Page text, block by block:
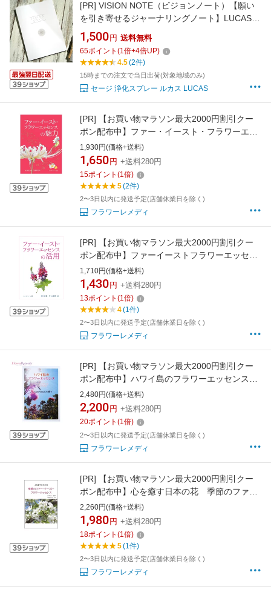
[PR] VISION NOTE（ビジョンノート）【願い
を引き寄せるジャーナリングノート】LUCAS
ルカス
1,500 円 送料無料
65ポイント (1倍+4倍UP)
4.5(2件)
15時までの注文で当日出荷(対象地域のみ)
セージ 浄化スプレー ルカス LUCAS
[PR]
【お買い物マラソン最大2000円割引クー
ポン配布中】ファー・イースト・フラワーエッ
センスの魅力《ファーイーストフラワーエッセ
ンス》【メール便対象】【国産フラワーエッセ
ンス/日本】
1,930円(価格+送料)
1,650 円 +送料280円
15ポイント (1倍)
5(2件)
2〜3日以内に発送予定(店舗休業日を除く)
フラワーレメディ
[PR]
【お買い物マラソン最大2000円割引クー
ポン配布中】ファーイーストフラワーエッセン
スの活用《ファーイーストフラワーエッセン
ス》【メール便対象】【国産フラワーエッセン
ス/日本】
1,710円(価格+送料)
1,430 円 +送料280円
13ポイント (1倍)
4(1件)
2〜3日以内に発送予定(店舗休業日を除く)
フラワーレメディ
[PR]
【お買い物マラソン最大2000円割引クー
ポン配布中】ハワイ島のフラワーエッセンス
（花の力があなたを癒す）《ハワイアンレイン
フォレストナチュラルズ》 [フラワーエッセン
ス/ハワイ/ポノ/ホオポノポノ]
2,480円(価格+送料)
2,200 円 +送料280円
20ポイント (1倍)
2〜3日以内に発送予定(店舗休業日を除く)
フラワーレメディ
[PR]
【お買い物マラソン最大2000円割引クー
ポン配布中】心を癒す日本の花 季節のファ
ー・イースト・フラワーエッセンス《ファーイ
ーストフラワーエッセンス》【メール便対象】
【国産フラワーエッセンス/日本】
2,260円(価格+送料)
1,980 円 +送料280円
18ポイント (1倍)
5(1件)
2〜3日以内に発送予定(店舗休業日を除く)
フラワーレメディ